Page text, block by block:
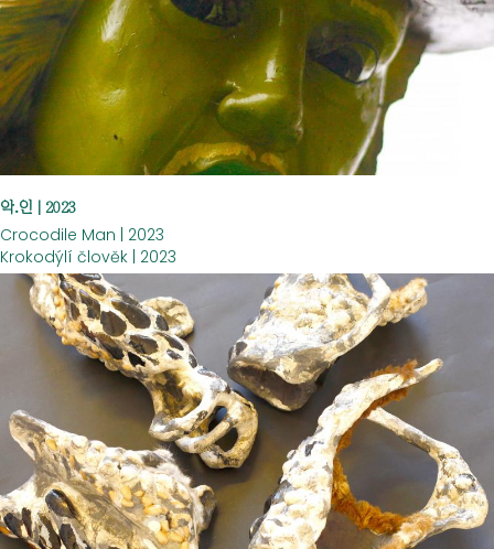
악.인 | 2023
Crocodile Man | 2023
Krokodýlí člověk | 2023